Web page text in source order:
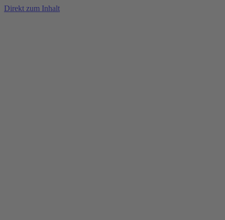
Direkt zum Inhalt